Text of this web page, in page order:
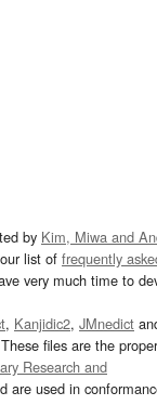
by Kim, Miwa and
list of frequently
very much time to
, Kanjidic2, JMnedict
files are the
Research and
are used in